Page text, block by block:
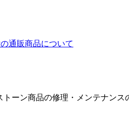
ーン商品の修理・メンテナンス